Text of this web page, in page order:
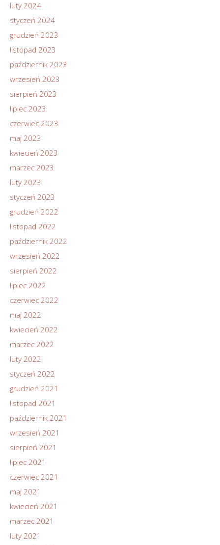
luty 2024
styczeń 2024
grudzień 2023
listopad 2023
październik 2023
wrzesień 2023
sierpień 2023
lipiec 2023
czerwiec 2023
maj 2023
kwiecień 2023
marzec 2023
luty 2023
styczeń 2023
grudzień 2022
listopad 2022
październik 2022
wrzesień 2022
sierpień 2022
lipiec 2022
czerwiec 2022
maj 2022
kwiecień 2022
marzec 2022
luty 2022
styczeń 2022
grudzień 2021
listopad 2021
październik 2021
wrzesień 2021
sierpień 2021
lipiec 2021
czerwiec 2021
maj 2021
kwiecień 2021
marzec 2021
luty 2021